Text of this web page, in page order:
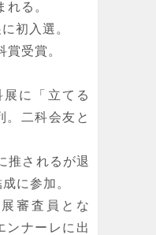
る。
初入選。
受賞。
に「立てる
。二科会友と
されるが退
に参加。
審査員とな
ンナーレに出